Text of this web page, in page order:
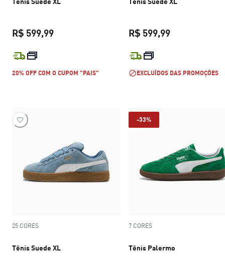
R$ 599,99
preço atual R$ 599,99
20% OFF COM O CUPOM "PAIS"
R$ 599,99
EXCLUÍDOS DAS PROMOÇÕES
25 CORES
Tênis Suede XL
-33%
7 CORES
Tênis Palermo